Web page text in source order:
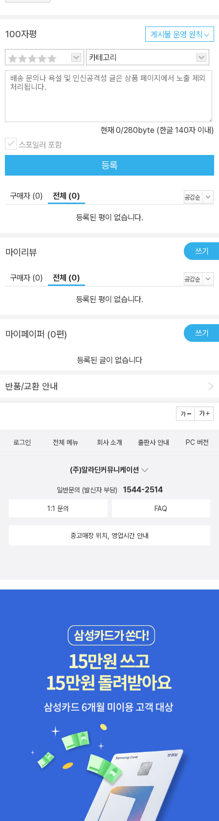
100자평 게시물 운영 원칙
카테고리
현재 0/280byte (한글 140자 이내)
스포일러 포함
등록
구매자 (0) 전체 (0)
등록된 평이 없습니다.
마이리뷰 쓰기
구매자 (0) 전체 (0)
등록된 평이 없습니다.
마이페이퍼 (0편) 쓰기
등록된 글이 없습니다
반품/교환 안내
로그인 전체 메뉴 회사 소개 출판사 안내 PC 버전
(주)알라딘커뮤니케이션
일반문의 (발신자 부담) 1544-2514
1:1 문의 FAQ
중고매장 위치, 영업시간 안내